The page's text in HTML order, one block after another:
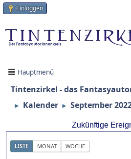
Einloggen
Hauptmenü
Tintenzirkel - das
► Kalender ► September
Zukünftige
LISTE MONAT WOCHE